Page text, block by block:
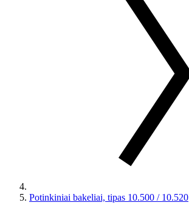
Potinkiniai bakeliai, tipas 10.500 / 10.520